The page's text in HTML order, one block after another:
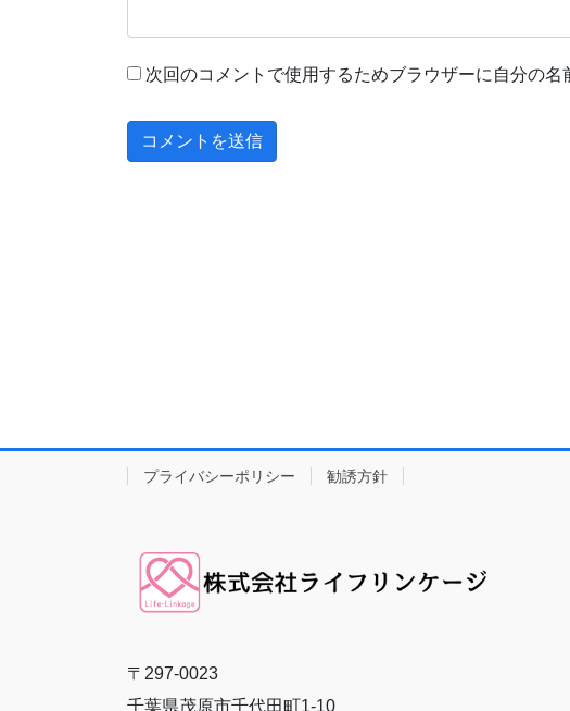
次回のコメントで使用するためブラウザーに自分の名
プライバシーポリシー 勧誘方針
〒297-0023
千葉県茂原市千代田町1-10